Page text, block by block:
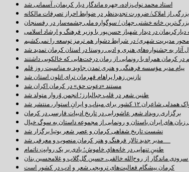
استاد محمد نواب‌زاده، چهره ماندگار دیار کریمان، آسمانی شد
از املاک/ ضرورت تجدیدنظر در ضوابط احراز تصرفات مالکانه
خانه خشتی جهان / سوگواره ملی چشمه‌سار در رفسنجان
در دیدار شهباز حسن‌پور با وزیر فرهنگ و ارشاد اسلامی
مدیریت شهری/ در شرایط دشوار هم ترمز توسعه را نمی‌کشیم
آثار به جشنواره‌های هنری و ادبی روستا در استان کرمان تمدید شد
کرمان همراه با رونمایی از رمان درخت‌هایی که خالکوبی داشتند
پیام مدیر مؤسسه فرهنگی و هنری تمدن جاوید به مناسبت روز قلم
نازنین زهرا پراهام قهرمان ترای اتلون استان شد
مستند «دعوت حق» در کرمان اکران شد
طنین شعر در قلب جبالبارز؛ انجمن وُروار متولد شد
برای میناب و ایرانِ استوار، منتشر شد
برگزاری رویداد شعر عاشورایی در تاریخ ادبیات فارسی در کرمان
های ایران باستان و رونمایی از مجموعه داستان به سوگ خیال
نشست تاریخ شفاهی کرمان و عصر شعر بوتیا برگزار شد
طنینِ تنهایی در خانه‌هایِ خاموش؛ یادی بر یک روایتِ ناتمام
سرودی ماندگار از روح‌الله خالقی، حسین گل‌گلاب و غلامحسین بنان
کرمان پیشگام فعالیت‌های ترویجی شعر و ادب در کشور است